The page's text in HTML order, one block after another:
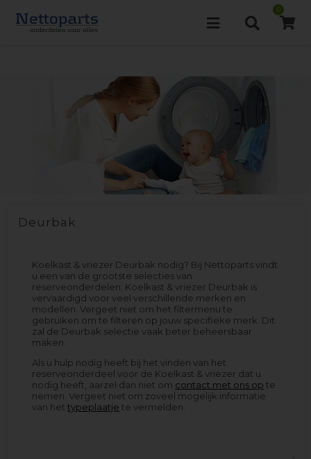
0
Deurbak
Koelkast & vriezer Deurbak nodig? Bij Nettoparts vindt
u een van de grootste selecties van
reserveonderdelen; Koelkast & vriezer Deurbak is
vervaardigd voor veel verschillende merken en
modellen. Vergeet niet om het filtermenu te
gebruiken om te filteren op jouw specifieke merk. Dit
zal de Deurbak selectie vaak beter beheersbaar
maken.
Als u hulp nodig heeft bij het vinden van het
reserveonderdeel voor de Koelkast & vriezer dat u
nodig heeft, aarzel dan niet om contact met ons op te
nemen. Vergeet niet om zoveel mogelijk informatie
van hettypeplaatje te vermelden.